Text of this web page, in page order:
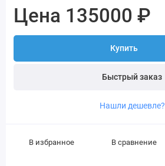
Цена 135000 ₽
Купить
Быстрый заказ
Нашли дешевле?
В избранное В сравнение